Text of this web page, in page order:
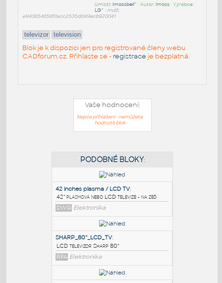
Umístil:imossbell^ • Autor:imoss• Výrobce:
LG^ • md5:
e94065465851acc2535db99ecb920041
televizor television
Blok je k dispozici jen pro registrované členy webu
CADforum.cz. Přihlaste se - registrace je bezplatná.
Vaše hodnocení:
Nejste přihlášeni - nemůžete
hodnotit blok
PODOBNÉ BLOKY
42 inches plasma / LCD TV
42" plasmová nebo LCD televize - na zeď